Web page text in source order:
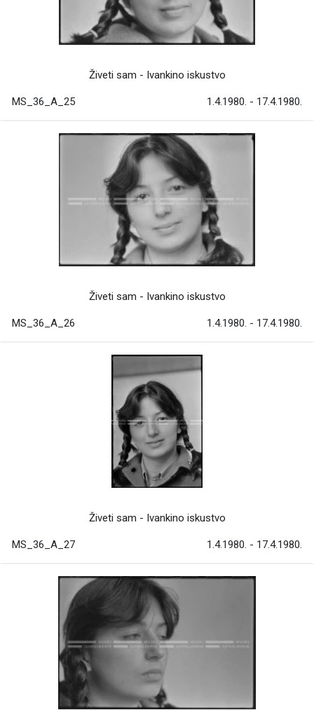
Živeti sam - Ivankino iskustvo
MS_36_A_25 1.4.1980. - 17.4.1980.
Živeti sam - Ivankino iskustvo
MS_36_A_26 1.4.1980. - 17.4.1980.
Živeti sam - Ivankino iskustvo
MS_36_A_27 1.4.1980. - 17.4.1980.